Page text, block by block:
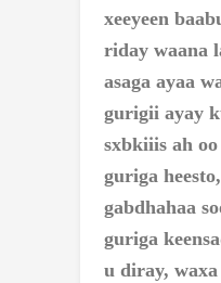
xeeyeen
riday waana
asaga ayaa
gurigii ayay
sxbkiiis ah
guriga
gabdhahaa
guriga
u diray,